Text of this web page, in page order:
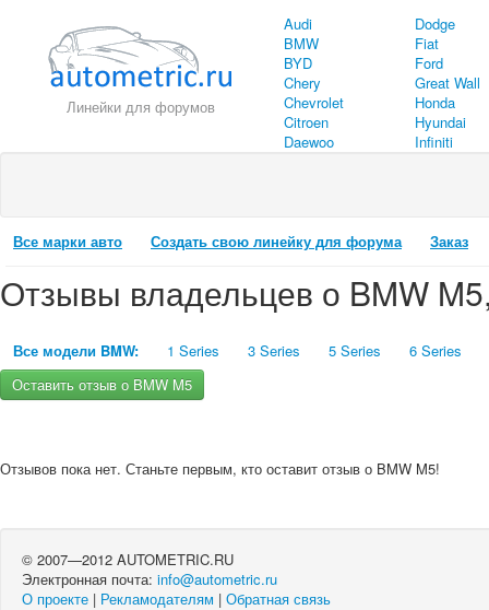
Линейки для форумов
Audi
BMW
BYD
Chery
Chevrolet
Citroen
Daewoo
Dodge
Fiat
Ford
Great Wall
Honda
Hyundai
Infiniti
Все марки авто Создать свою линейку для форума Заказ
Отзывы владельцев о BMW
Все модели BMW: 1 Series 3 Series 5 Series
6 Series
Оставить отзыв о BMW M5
Отзывов пока нет. Станьте первым, кто оставит отзыв о BMW M5!
© 2007—2012 AUTOMETRIC.RU
Электронная почта: info@autometric.ru
О проекте | Рекламодателям | Обратная связь